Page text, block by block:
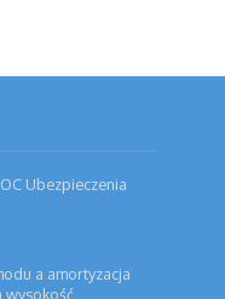
Ubezpieczenia
a amortyzacja
wysokość